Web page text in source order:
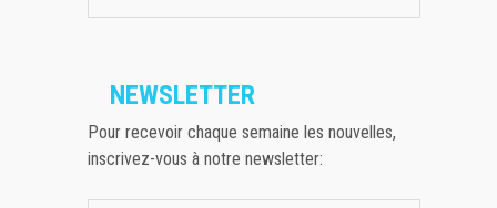
NEWSLETTER
Pour recevoir chaque semaine les nouvelles,
inscrivez-vous à notre newsletter: